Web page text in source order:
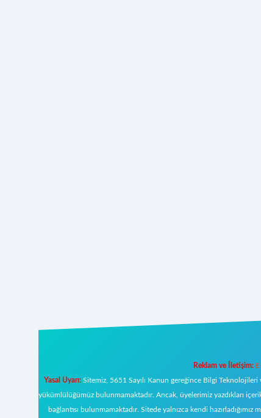
Reklam ve İletişim:
Yasal Uyarı:Sitemiz, 5651 Sayılı Kanun gereğince Bilgi
yükümlülüğümüz bulunmamaktadır. Ancak, üyelerimiz yazdıkları
bağlantısı bulunmamaktadır. Sitede yalnızca kendi